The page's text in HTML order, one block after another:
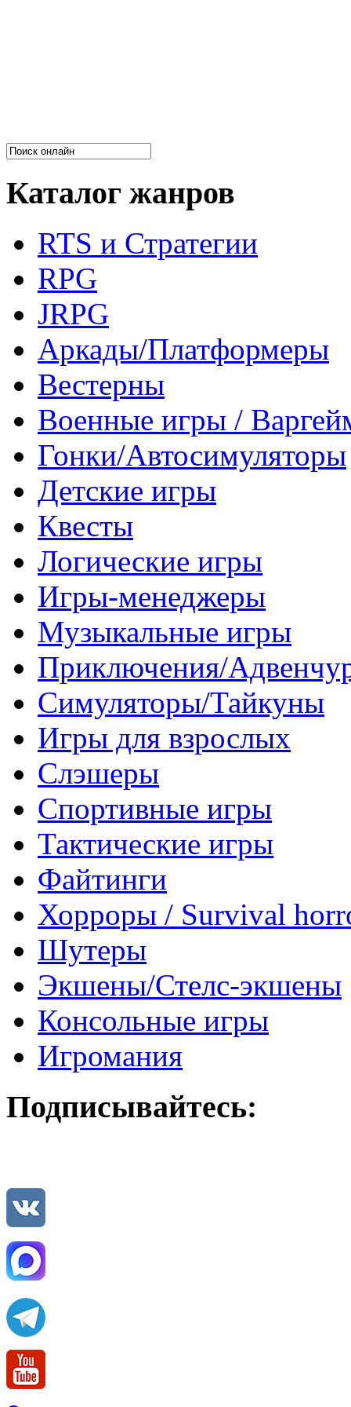
Каталог жанров
RTS и Стратегии
RPG
JRPG
Аркады/Платформеры
Вестерны
Военные игры /
Гонки/Автосимуляторы
Детские игры
Квесты
Логические игры
Игры-менеджеры
Музыкальные игры
Приключения/
Симуляторы/Тайкуны
Игры для взрослых
Слэшеры
Спортивные игры
Тактические игры
Файтинги
Хорроры / Survival
Шутеры
Экшены/Стелс-экшены
Консольные игры
Игромания
Подписывайтесь: